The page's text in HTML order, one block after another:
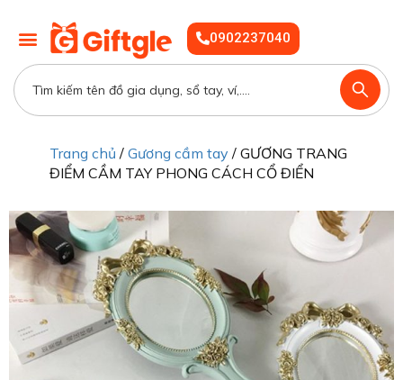
0902237040
Trang chủ / Gương cầm tay / GƯƠNG TRANG
ĐIỂM CẦM TAY PHONG CÁCH CỔ ĐIỂN